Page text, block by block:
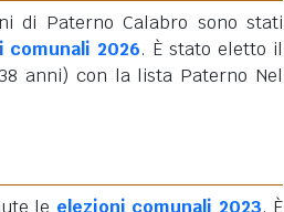
di Paterno Calabro sono stati
comunali 2026. È stato eletto il
anni) con la lista Paterno Nel
le elezioni comunali 2023. È